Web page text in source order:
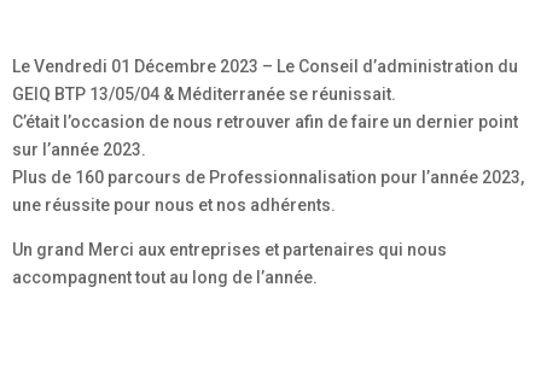
Le Vendredi 01 Décembre 2023 – Le Conseil d’administration du
GEIQ BTP 13/05/04 & Méditerranée se réunissait.
C’était l’occasion de nous retrouver afin de faire un dernier point
sur l’année 2023.
Plus de 160 parcours de Professionnalisation pour l’année 2023,
une réussite pour nous et nos adhérents.
Un grand Merci aux entreprises et partenaires qui nous
accompagnent tout au long de l’année.